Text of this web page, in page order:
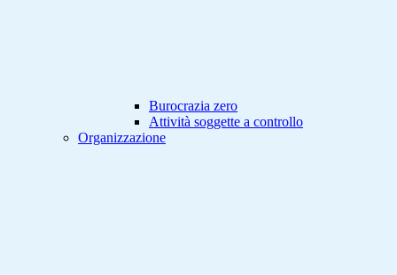
Burocrazia zero
Attività soggette a controllo
Organizzazione